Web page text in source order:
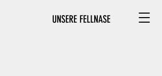
UNSERE FELLNASE